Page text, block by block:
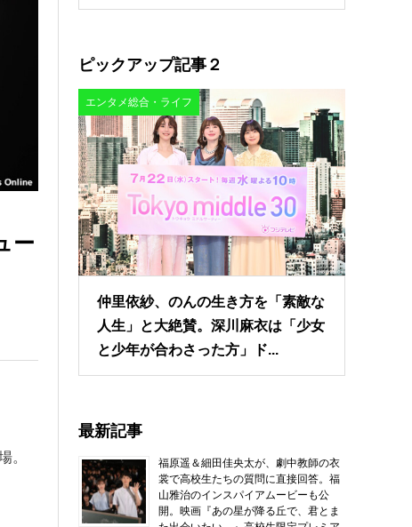
ー
。
ピックアップ記事２
エンタメ総合・ライフ
仲里依紗、のんの生き方を「素敵な
人生」と大絶賛。深川麻衣は「少女
と少年が合わさった方」ド...
最新記事
福原遥＆細田佳央太が、劇中教師の衣
裳で高校生たちの質問に直接回答。福
山雅治のインスパイアムービーも公
開。映画『あの星が降る丘で、君とま